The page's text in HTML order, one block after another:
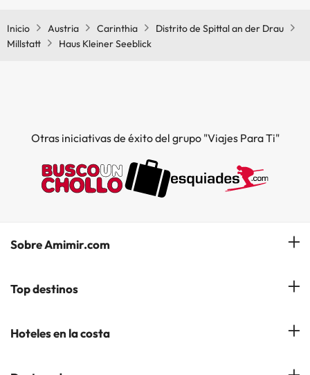
Inicio Austria Carinthia
Distrito de Spittal an der Drau
Millstatt
Haus Kleiner Seeblick
Otras iniciativas de éxito del grupo "Viajes Para Ti"
Sobre Amimir.com
¿Quiénes somos?
Gestionar mi reserva
Top destinos
Hoteles en Salou
Hoteles en la costa
Hoteles en la Costa Azahar